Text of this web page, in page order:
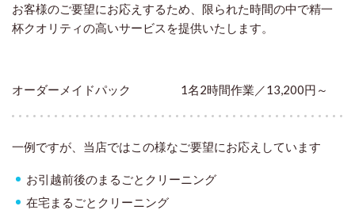
お客様のご要望にお応えするため、限られた時間の中で精一
杯クオリティの高いサービスを提供いたします。
オーダーメイドパック 1名2時間作業／13,200円～
一例ですが、当店ではこの様なご要望にお応えしています
お引越前後のまるごとクリーニング
在宅まるごとクリーニング